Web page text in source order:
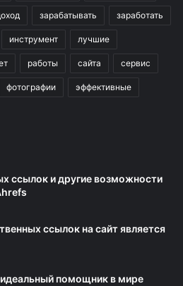
зарабатывать заработать
инструмент лучшие
работы сайта сервис
фотографии эффективные
ссылок и другие возможности
ссылок на сайт является
помощник в мире